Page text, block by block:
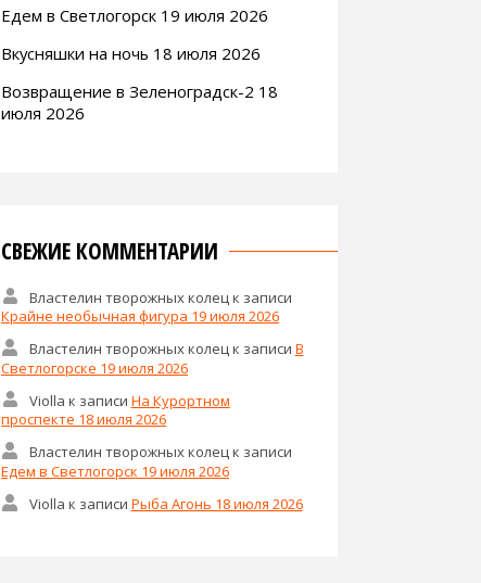
Едем в Светлогорск 19 июля 2026
Вкусняшки на ночь 18 июля 2026
Возвращение в Зеленоградск-2 18
июля 2026
СВЕЖИЕ КОММЕНТАРИИ
Властелин творожных колец к записи
Крайне необычная фигура 19 июля 2026
Властелин творожных колецк записи В
Светлогорске 19 июля 2026
Violla к записи На Курортном
проспекте 18 июля 2026
Властелин творожных колецк записи
Едем в Светлогорск 19 июля 2026
Violla к записи Рыба Агонь 18 июля 2026